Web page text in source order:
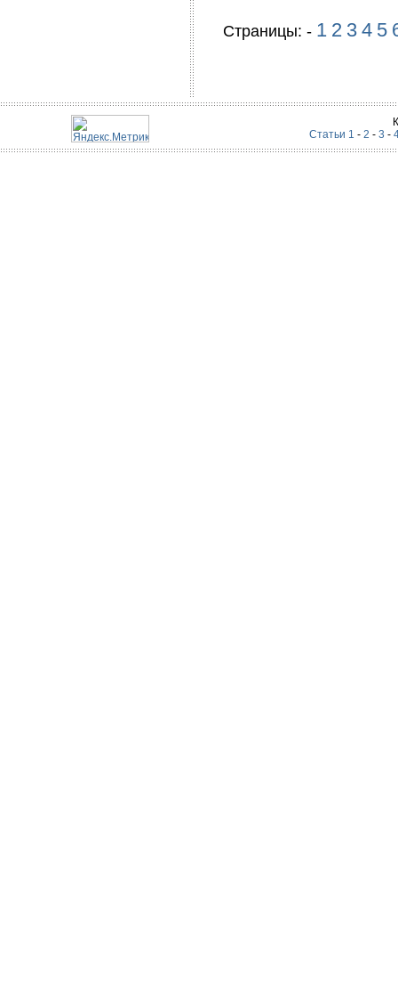
Страницы: - 1 2 3 4 5
Статьи 1 - 2 - 3 -